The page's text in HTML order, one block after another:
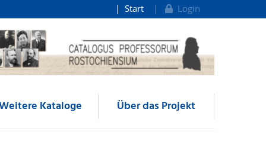
Start Login
Kataloge Über das Projekt